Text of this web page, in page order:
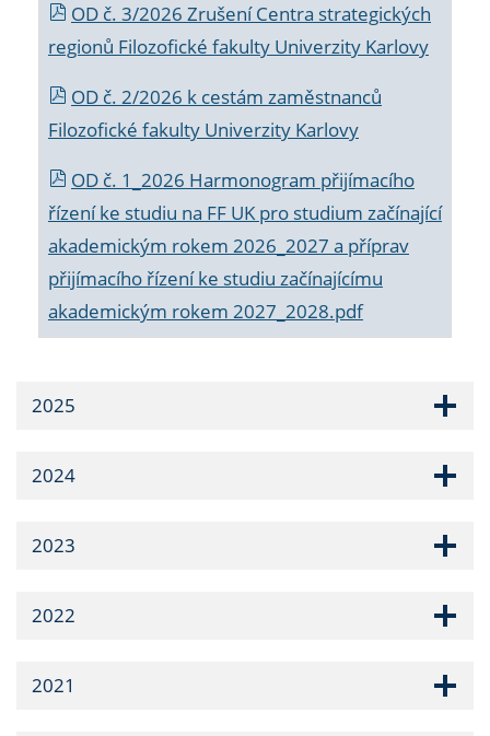
OD č. 3/2026 Zrušení Centra strategických
regionů Filozofické fakulty Univerzity Karlovy
OD č. 2/2026 k cestám zaměstnanců
Filozofické fakulty Univerzity Karlovy
OD č. 1_2026 Harmonogram přijímacího
řízení ke studiu na FF UK pro studium začínající
akademickým rokem 2026_2027 a příprav
přijímacího řízení ke studiu začínajícímu
akademickým rokem 2027_2028.pdf
2025
2024
2023
2022
2021